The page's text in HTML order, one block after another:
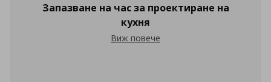
Запазване на час за проектиране на
кухня
Запазване на час за проектиране на
Виж повече